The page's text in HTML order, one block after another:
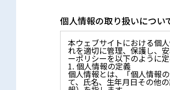
個人情報の取り扱いについ
本ウェブサイトにおける個
れを適切に管理、保護し、
ーポリシーを以下のように
1. 個人情報の定義
個人情報とは、「個人情報
て、氏名、生年月日その他